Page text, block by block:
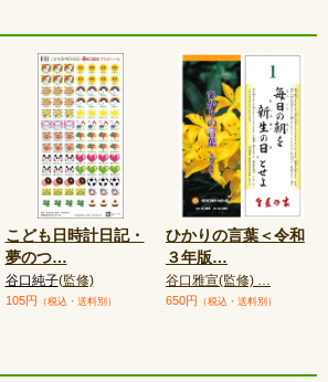
こども日時計日記・
夢のつ…
谷口純子(監修)
105円 （税込・送料別）
ひかりの言葉＜令和
３年版…
谷口雅宣(監修) …
650円 （税込・送料別）